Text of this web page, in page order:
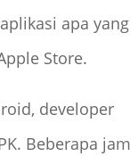
apa yang
Store.
developer
Beberapa jam